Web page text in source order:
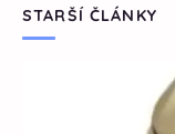
STARŠÍ ČLÁNKY